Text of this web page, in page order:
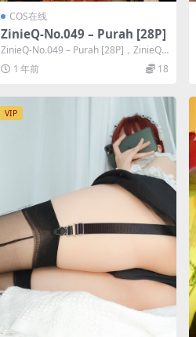
COS在线
ZinieQ-No.049 – Purah [28P]
ZinieQ-No.049 – Purah [28P]，ZinieQ
在线作品导航...
1 年前 18
VIP